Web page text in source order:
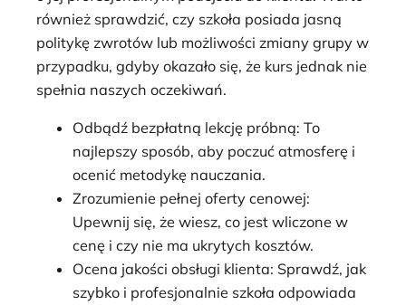
również sprawdzić, czy szkoła posiada jasną
politykę zwrotów lub możliwości zmiany grupy w
przypadku, gdyby okazało się, że kurs jednak nie
spełnia naszych oczekiwań.
Odbądź bezpłatną lekcję próbną: To
najlepszy sposób, aby poczuć atmosferę i
ocenić metodykę nauczania.
Zrozumienie pełnej oferty cenowej:
Upewnij się, że wiesz, co jest wliczone w
cenę i czy nie ma ukrytych kosztów.
Ocena jakości obsługi klienta: Sprawdź, jak
szybko i profesjonalnie szkoła odpowiada